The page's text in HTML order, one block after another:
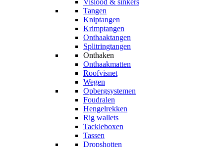
Vislood & sinkers
Tangen
Kniptangen
Krimptangen
Onthaaktangen
Splitringtangen
Onthaken
Onthaakmatten
Roofvisnet
Wegen
Opbergsystemen
Foudralen
Hengelrekken
Rig wallets
Tackleboxen
Tassen
Dropshotten